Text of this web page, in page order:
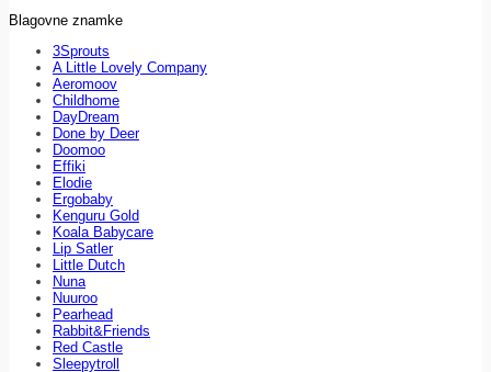
Blagovne znamke
3Sprouts
A Little Lovely Company
Aeromoov
Childhome
DayDream
Done by Deer
Doomoo
Effiki
Elodie
Ergobaby
Kenguru Gold
Koala Babycare
Lip Satler
Little Dutch
Nuna
Nuuroo
Pearhead
Rabbit&Friends
Red Castle
Sleepytroll